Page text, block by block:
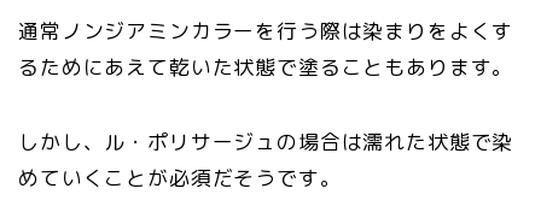
通常ノンジアミンカラーを行う際は染まりをよくす
るためにあえて乾いた状態で塗ることもあります。
しかし、ル・ポリサージュの場合は濡れた状態で染
めていくことが必須だそうです。